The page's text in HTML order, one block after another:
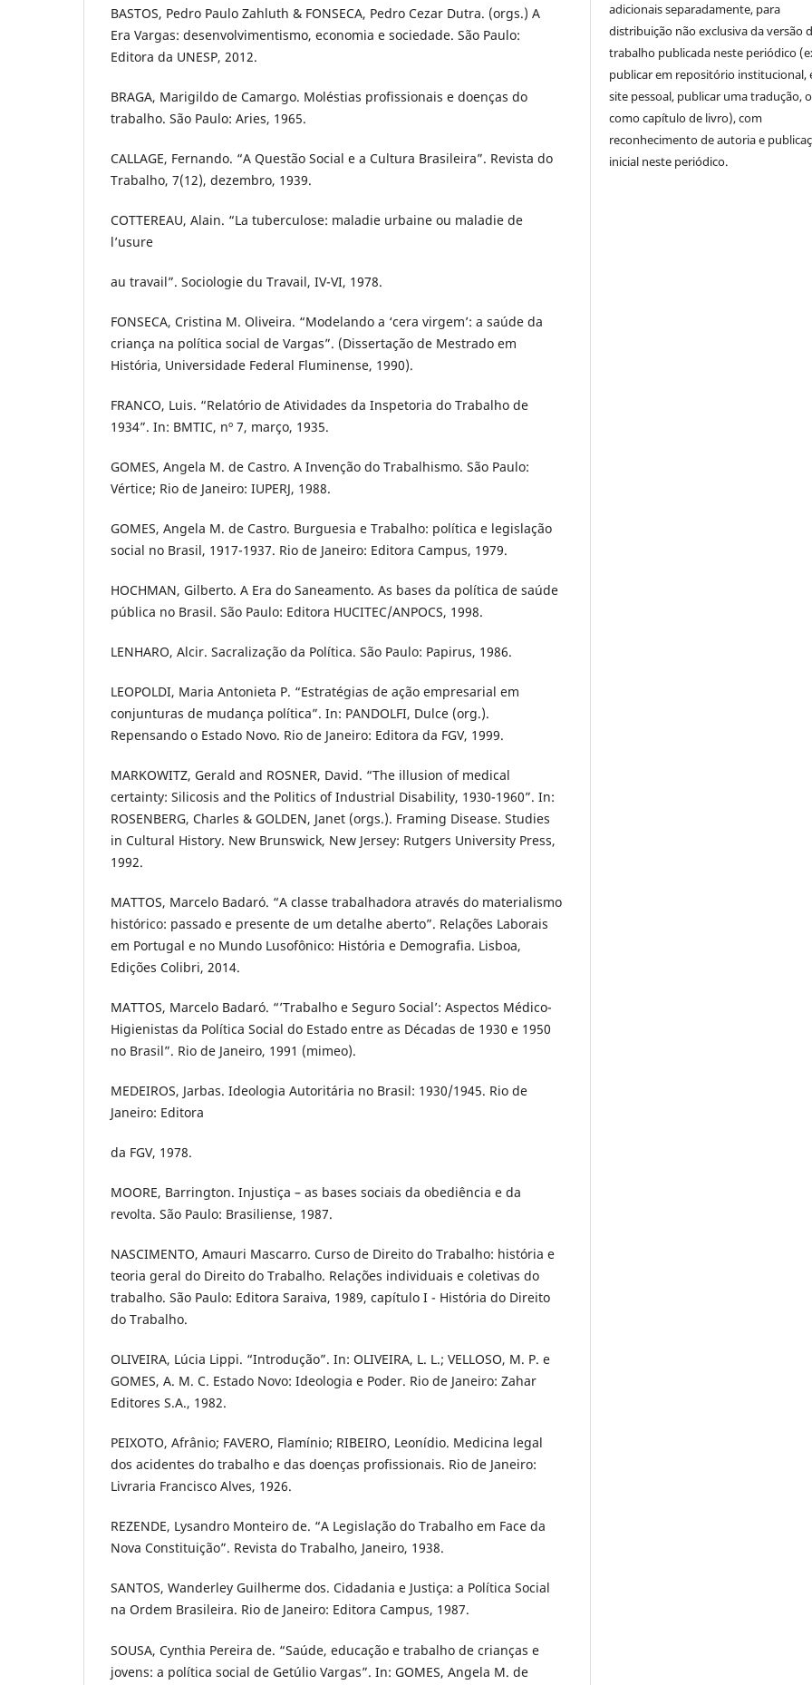
BASTOS, Pedro Paulo Zahluth & FONSECA, Pedro Cezar Dutra. (orgs.) A
Era Vargas: desenvolvimentismo, economia e sociedade. São Paulo:
Editora da UNESP, 2012.
BRAGA, Marigildo de Camargo. Moléstias profissionais e doenças do
trabalho. São Paulo: Aries, 1965.
CALLAGE, Fernando. “A Questão Social e a Cultura Brasileira”. Revista do
Trabalho, 7(12), dezembro, 1939.
COTTEREAU, Alain. “La tuberculose: maladie urbaine ou maladie de
l’usure
au travail”. Sociologie du Travail, IV-VI, 1978.
FONSECA, Cristina M. Oliveira. “Modelando a ‘cera virgem’: a saúde da
criança na política social de Vargas”. (Dissertação de Mestrado em
História, Universidade Federal Fluminense, 1990).
FRANCO, Luis. “Relatório de Atividades da Inspetoria do Trabalho de
1934”. In: BMTIC, nº 7, março, 1935.
GOMES, Angela M. de Castro. A Invenção do Trabalhismo. São Paulo:
Vértice; Rio de Janeiro: IUPERJ, 1988.
GOMES, Angela M. de Castro. Burguesia e Trabalho: política e legislação
social no Brasil, 1917-1937. Rio de Janeiro: Editora Campus, 1979.
HOCHMAN, Gilberto. A Era do Saneamento. As bases da política de saúde
pública no Brasil. São Paulo: Editora HUCITEC/ANPOCS, 1998.
LENHARO, Alcir. Sacralização da Política. São Paulo: Papirus, 1986.
LEOPOLDI, Maria Antonieta P. “Estratégias de ação empresarial em
conjunturas de mudança política”. In: PANDOLFI, Dulce (org.).
Repensando o Estado Novo. Rio de Janeiro: Editora da FGV, 1999.
MARKOWITZ, Gerald and ROSNER, David. “The illusion of medical
certainty: Silicosis and the Politics of Industrial Disability, 1930-1960”. In:
ROSENBERG, Charles & GOLDEN, Janet (orgs.). Framing Disease. Studies
in Cultural History. New Brunswick, New Jersey: Rutgers University Press,
1992.
MATTOS, Marcelo Badaró. “A classe trabalhadora através do materialismo
histórico: passado e presente de um detalhe aberto”. Relações Laborais
em Portugal e no Mundo Lusofônico: História e Demografia. Lisboa,
Edições Colibri, 2014.
MATTOS, Marcelo Badaró. “’Trabalho e Seguro Social’: Aspectos Médico-
Higienistas da Política Social do Estado entre as Décadas de 1930 e 1950
no Brasil”. Rio de Janeiro, 1991 (mimeo).
MEDEIROS, Jarbas. Ideologia Autoritária no Brasil: 1930/1945. Rio de
Janeiro: Editora
da FGV, 1978.
MOORE, Barrington. Injustiça – as bases sociais da obediência e da
revolta. São Paulo: Brasiliense, 1987.
NASCIMENTO, Amauri Mascarro. Curso de Direito do Trabalho: história e
teoria geral do Direito do Trabalho. Relações individuais e coletivas do
trabalho. São Paulo: Editora Saraiva, 1989, capítulo I - História do Direito
do Trabalho.
OLIVEIRA, Lúcia Lippi. “Introdução”. In: OLIVEIRA, L. L.; VELLOSO, M. P. e
GOMES, A. M. C. Estado Novo: Ideologia e Poder. Rio de Janeiro: Zahar
Editores S.A., 1982.
PEIXOTO, Afrânio; FAVERO, Flamínio; RIBEIRO, Leonídio. Medicina legal
dos acidentes do trabalho e das doenças profissionais. Rio de Janeiro:
Livraria Francisco Alves, 1926.
REZENDE, Lysandro Monteiro de. “A Legislação do Trabalho em Face da
Nova Constituição”. Revista do Trabalho, Janeiro, 1938.
SANTOS, Wanderley Guilherme dos. Cidadania e Justiça: a Política Social
na Ordem Brasileira. Rio de Janeiro: Editora Campus, 1987.
SOUSA, Cynthia Pereira de. “Saúde, educação e trabalho de crianças e
jovens: a política social de Getúlio Vargas”. In: GOMES, Angela M. de
adicionais separadamente, para
distribuição não exclusiva da versão
trabalho publicada neste periódico
publicar em repositório institucional,
site pessoal, publicar uma tradução,
como capítulo de livro), com
reconhecimento de autoria e
inicial neste periódico.